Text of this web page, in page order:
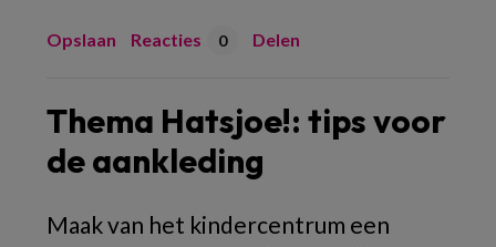
Opslaan Reacties 0 Delen
Thema Hatsjoe!: tips voor
de aankleding
Maak van het kindercentrum een